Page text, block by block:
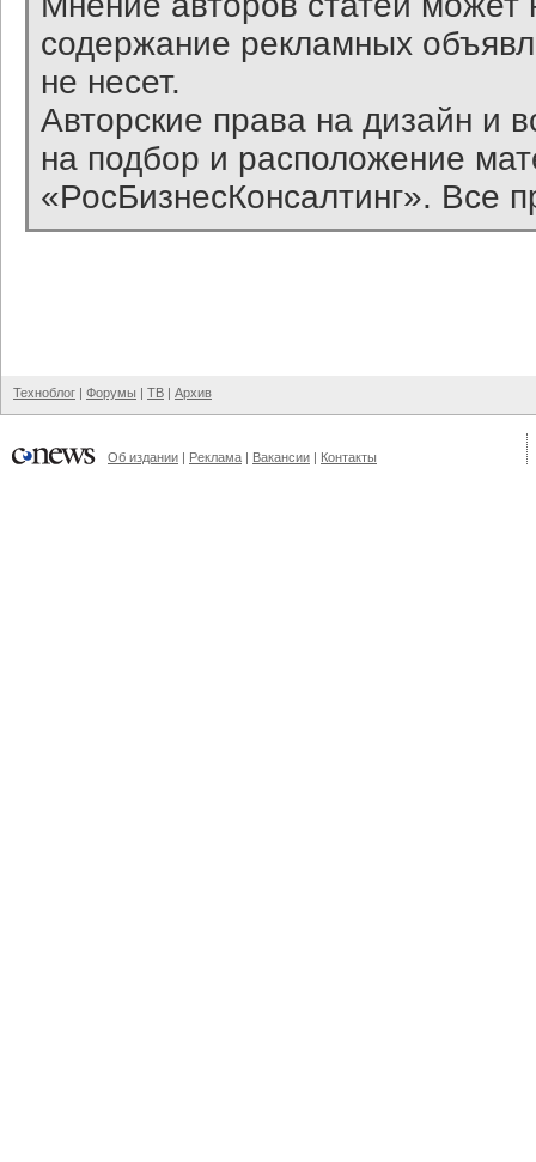
содержание рекламных
не несет.
Авторские права на дизайн и
на подбор и расположение
«РосБизнесКонсалтинг». Все
Техноблог | Форумы | ТВ | Архив
Об издании | Реклама | Вакансии | Контакты